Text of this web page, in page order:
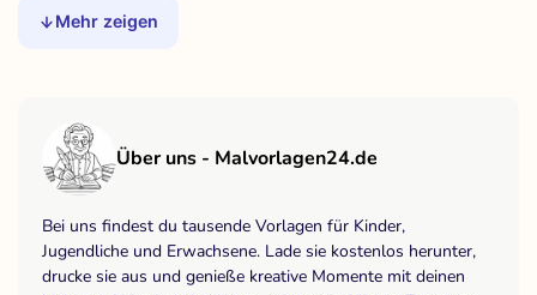
Mehr zeigen
Über uns - Malvorlagen24.de
Bei uns findest du tausende Vorlagen für Kinder,
Jugendliche und Erwachsene. Lade sie kostenlos herunter,
drucke sie aus und genieße kreative Momente mit deinen